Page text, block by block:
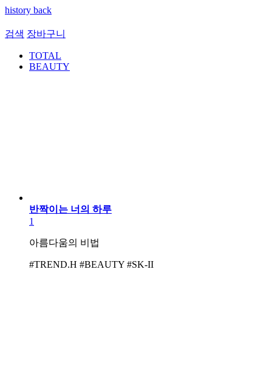
history back
검색 장바구니
TOTAL
BEAUTY
반짝이는 너의 하루
1
아름다움의 비법
#TREND.H #BEAUTY #SK-II